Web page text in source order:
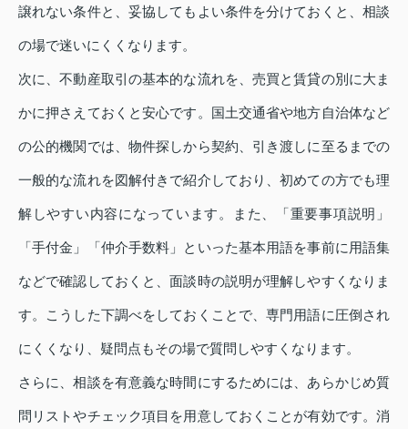
譲れない条件と、妥協してもよい条件を分けておくと、相談
の場で迷いにくくなります。
次に、不動産取引の基本的な流れを、売買と賃貸の別に大ま
かに押さえておくと安心です。国土交通省や地方自治体など
の公的機関では、物件探しから契約、引き渡しに至るまでの
一般的な流れを図解付きで紹介しており、初めての方でも理
解しやすい内容になっています。また、「重要事項説明」
「手付金」「仲介手数料」といった基本用語を事前に用語集
などで確認しておくと、面談時の説明が理解しやすくなりま
す。こうした下調べをしておくことで、専門用語に圧倒され
にくくなり、疑問点もその場で質問しやすくなります。
さらに、相談を有意義な時間にするためには、あらかじめ質
問リストやチェック項目を用意しておくことが有効です。消